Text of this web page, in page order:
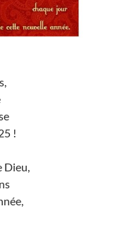
!
Dieu,